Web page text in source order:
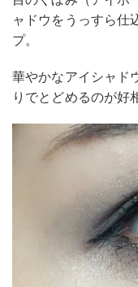
ャドウをうっすら仕
プ。
華やかなアイシャド
りでとどめるのが好